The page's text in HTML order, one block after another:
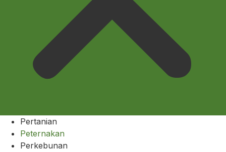
Pertanian
Peternakan
Perkebunan